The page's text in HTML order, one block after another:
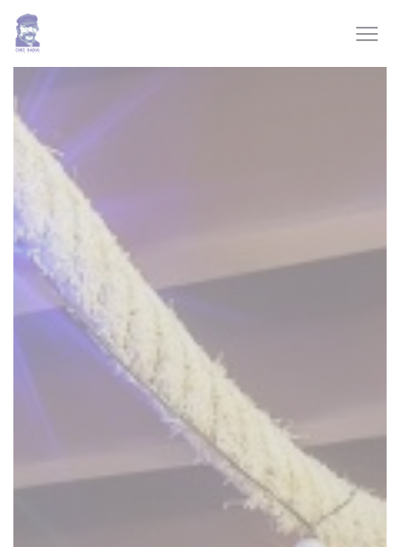
Cookies beheer paneel